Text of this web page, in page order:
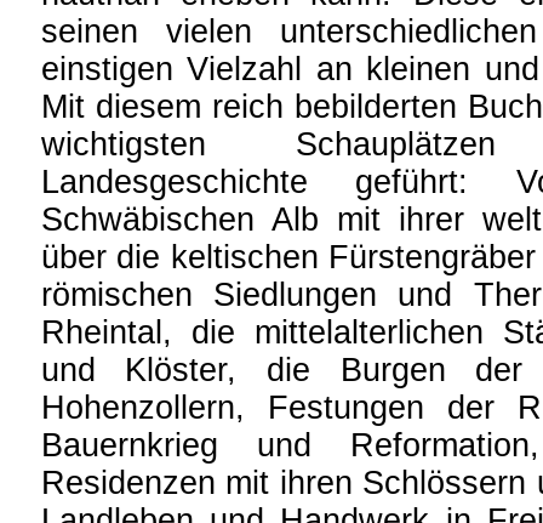
seinen vielen
einstigen Vielzahl an kleinen
Mit diesem reich bebilderten
wichtigsten
Landesgeschichte
Schwäbischen Alb mit ihrer
über die keltischen
römischen Siedlungen und
Rheintal, die mittelalterlichen
und Klöster, die Burgen der
Hohenzollern, Festungen der
Bauernkrieg und
Residenzen mit ihren